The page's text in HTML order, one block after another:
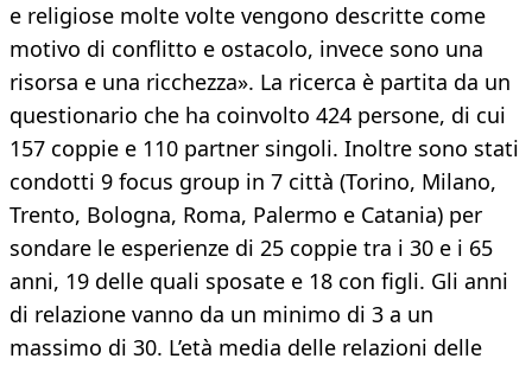
e religiose molte volte vengono descritte come
motivo di conflitto e ostacolo, invece sono una
risorsa e una ricchezza». La ricerca è partita da un
questionario che ha coinvolto 424 persone, di cui
157 coppie e 110 partner singoli. Inoltre sono stati
condotti 9 focus group in 7 città (Torino, Milano,
Trento, Bologna, Roma, Palermo e Catania) per
sondare le esperienze di 25 coppie tra i 30 e i 65
anni, 19 delle quali sposate e 18 con figli. Gli anni
di relazione vanno da un minimo di 3 a un
massimo di 30. L’età media delle relazioni delle